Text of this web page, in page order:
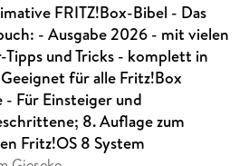
FRITZ!Box-Bibel - Das
- Ausgabe 2026 - mit vielen
Tipps und Tricks - komplett in
für alle Fritz!Box
- Für Einsteiger und
8. Auflage zum
Fritz!OS 8 System